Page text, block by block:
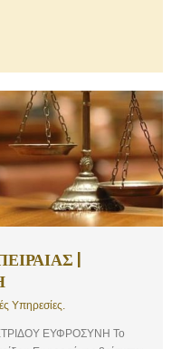
|
Υπηρεσίες.
ΕΥΦΡΟΣΥΝΗ Το